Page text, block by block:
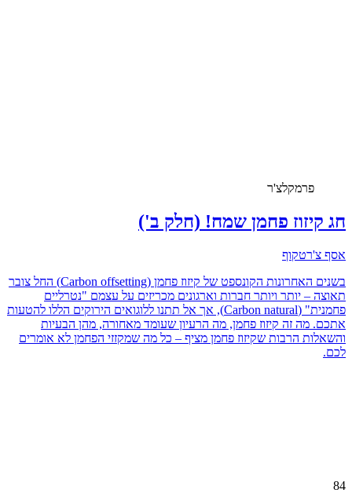
פרמקלצ'ר
חג קיזוז פחמן שמח! (חלק ב')
אסף צ'רטקוף
בשנים האחרונות הקונספט של קיזוז פחמן (Carbon offsetting) החל צובר
תאוצה – יותר ויותר חברות וארגונים מכריזים על עצמם "נטרליים
פחמנית" (Carbon natural), אך אל תתנו ללוגואים הירוקים הללו להטעות
אתכם. מה זה קיזוז פחמן, מה הרעיון שעומד מאחורה, מהן הבעיות
והשאלות הרבות שקיזוז פחמן מציף – כל מה שמקזזי הפחמן לא אומרים
לכם.
84